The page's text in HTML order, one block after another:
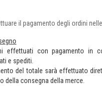
il pagamento degli ordini
effettuati con pagamento in
e spediti.
del totale sarà effettuato
della consegna della merce.